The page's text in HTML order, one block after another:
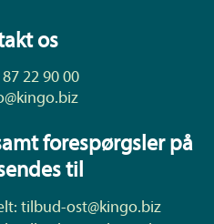
os
22 90 00
forespørgsler på
til
tilbud-ost@kingo.biz